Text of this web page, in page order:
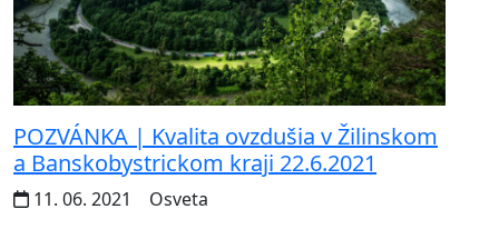
POZVÁNKA | Kvalita ovzdušia v Žilinskom
a Banskobystrickom kraji 22.6.2021
11. 06. 2021
Osveta